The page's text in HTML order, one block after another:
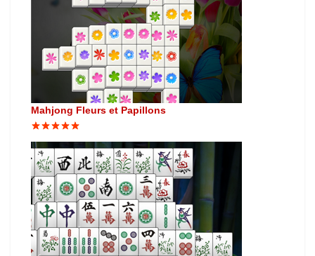
Mahjong Fleurs et Papillons